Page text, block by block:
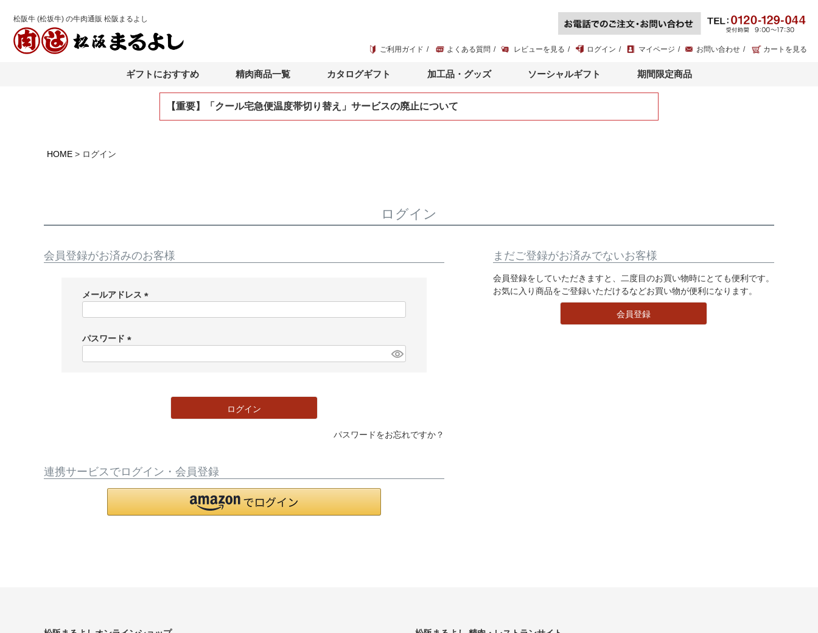
松阪牛 (松坂牛) の牛肉通販 松阪まるよし
ご利用ガイド よくある質問 レビューを見る ログイン マイページ お問い合わせ カートを見る
ギフトにおすすめ 精肉商品一覧 カタログギフト 加工品・グッズ ソーシャルギフト 期間限定商品
【重要】「クール宅急便温度帯切り替え」サービスの廃止について
HOME ログイン
ログイン
会員登録がお済みのお客様
メールアドレス
)
パスワード
ログイン
パスワードをお忘れですか？
連携サービスでログイン・会員登録
まだご登録がお済みでないお客様
会員登録をしていただきますと、二度目のお買い物時にとても便利です。
お気に入り商品をご登録いただけるなどお買い物が便利になります。
会員登録